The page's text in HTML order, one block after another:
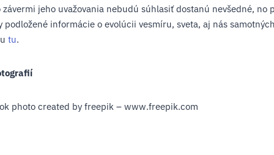
závermi jeho uvažovania nebudú súhlasiť dostanú nevšedné, no
podložené informácie o evolúcii vesmíru, sveta, aj nás
tu.
photo created by freepik – www.freepik.com